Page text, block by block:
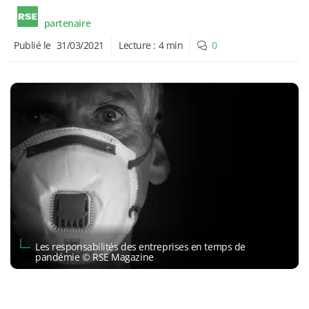
partenaire
Publié le 31/03/2021 Lecture : 4 min 0
Les responsabilités des entreprises en temps de
pandémie © RSE Magazine